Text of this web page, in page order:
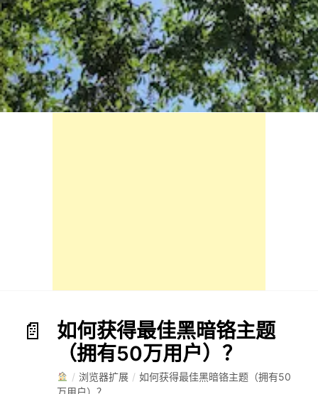
如何获得最佳黑暗铬主题
（拥有50万用户）？
/ 浏览器扩展 / 如何获得最佳黑暗铬主题（拥有50
万用户）？